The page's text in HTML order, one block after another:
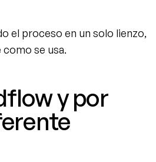
el proceso en un solo lienzo,
se usa.
y por